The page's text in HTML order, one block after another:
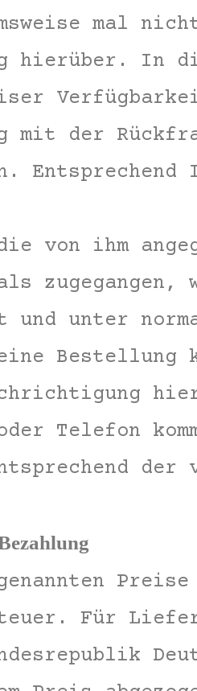
mal
hierüber.
mit der
Entsprechend
von ihm
und unter
Bestellung
Telefon
der
Für